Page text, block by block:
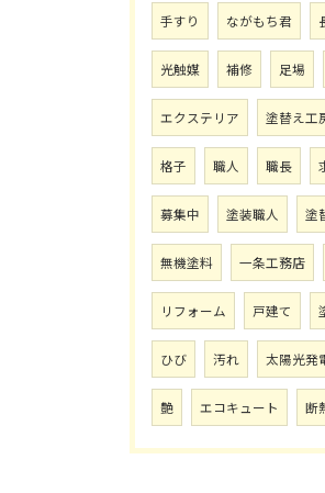
手すり ながもち君
光触媒 補修 足場
エクステリア 塗替え工
格子 職人 職長
募集中 塗装職人 塗
無機塗料 一条工務店
リフォーム 戸建て
ひび 汚れ 太陽光発
艶 エコキュート 断